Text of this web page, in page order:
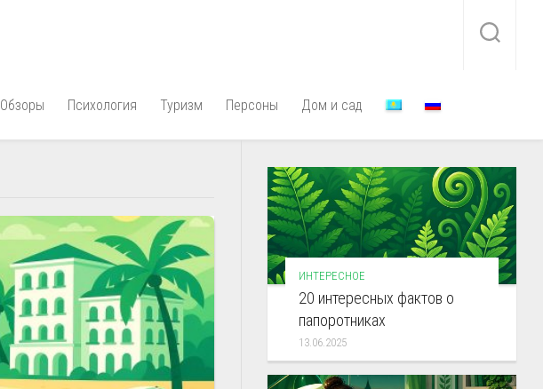
Обзоры Психология Туризм Персоны Дом и сад
ИНТЕРЕСНОЕ
20 интересных фактов о
папоротниках
13.06.2025